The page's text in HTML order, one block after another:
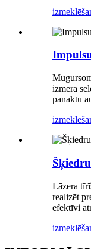
izmēra
panāktu
Lāzera
realizēt
efektīvi